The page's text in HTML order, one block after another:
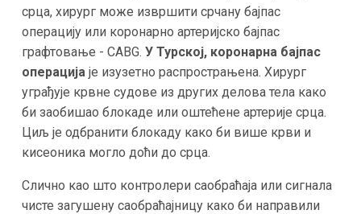
срца, хирург може извршити срчану бајпас
операцију или коронарно артеријско бајпас
графтовање - CABG. У Турској, коронарна бајпас
операција је изузетно распрострањена. Хирург
уграђује крвне судове из других делова тела како
би заобишао блокаде или оштећене артерије срца.
Циљ је одбранити блокаду како би више крви и
кисеоника могло доћи до срца.
Слично као што контролери саобраћаја или сигнала
чисте загушену саобраћајницу како би направили